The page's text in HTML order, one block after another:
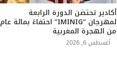
أكادير تحتضن الدورة الرابعة
لمهرجان “IMINIG” احتفاءً بمائة عام
من الهجرة المغربية
أغسطس 6, 2026